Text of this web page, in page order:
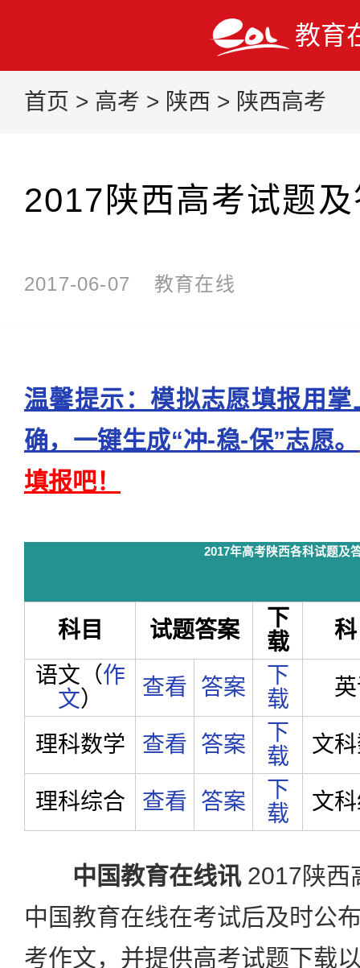
教育
首页 > 高考 > 陕西 > 陕西高考
2017陕西高考试题
2017-06-07 教育在线
温馨提示：模拟志愿填报用
确，一键生成“冲-稳-保”志愿。
填报吧！
2017年高考陕西各科试题及
科目 试题答案
下
载
语文（作
文） 查看 答案
下
载
理科数学 查看 答案
下
载
文
理科综合 查看 答案
下
载
文
中国教育在线讯2017陕西
中国教育在线在考试后及时公
考作文，并提供高考试题下载